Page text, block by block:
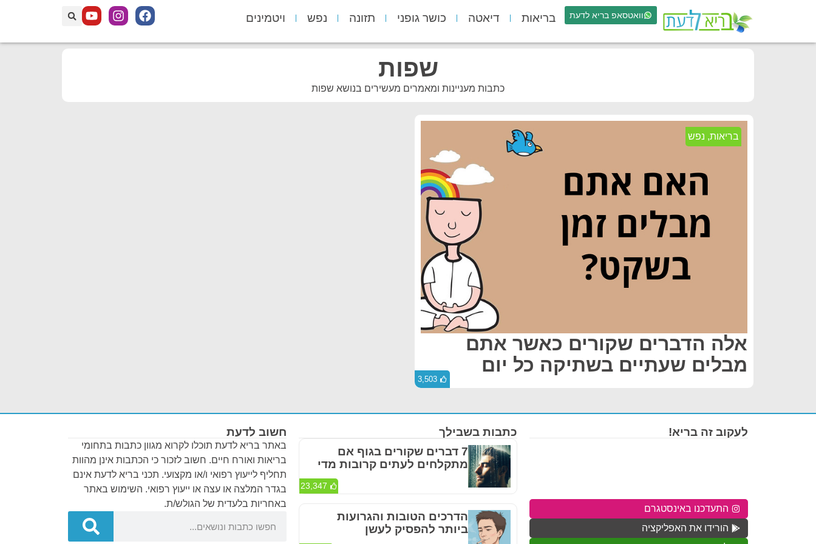
וואטסאפ בריא לדעת בריאות דיאטה כושר גופני תזונה נפש ויטמינים
שפות
כתבות מעניינות ומאמרים מעשירים בנושא שפות
בריאות, נפש
אלה הדברים שקורים כאשר אתם
מבלים שעתיים בשתיקה כל יום
3,503
חשוב לדעת
באתר בריא לדעת תוכלו לקרוא מגוון כתבות בתחומי
בריאות ואורח חיים. חשוב לזכור כי הכתבות אינן מהוות
תחליף לייעוץ רפואי ו/או מקצועי. תכני בריא לדעת אינם
בגדר המלצה או עצה או ייעוץ רפואי. השימוש באתר
באחריות בלעדית של הגולש/ת.
כתבות בשבילך
7 דברים שקורים בגוף אם
מתקלחים לעתים קרובות מדי
23,347
הדרכים הטובות והגרועות
ביותר להפסיק לעשן
לעקוב זה בריא!
התעדכנו באינסטגרם
הורידו את האפליקציה